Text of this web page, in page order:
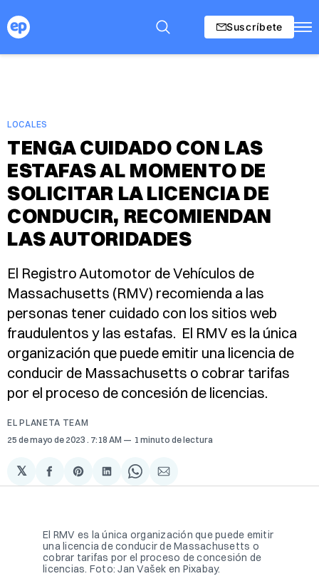
Suscríbete
LOCALES
TENGA CUIDADO CON LAS
ESTAFAS AL MOMENTO DE
SOLICITAR LA LICENCIA DE
CONDUCIR, RECOMIENDAN
LAS AUTORIDADES
El Registro Automotor de Vehículos de
Massachusetts (RMV) recomienda a las
personas tener cuidado con los sitios web
fraudulentos y las estafas. El RMV es la única
organización que puede emitir una licencia de
conducir de Massachusetts o cobrar tarifas
por el proceso de concesión de licencias.
EL PLANETA TEAM
25 de mayo de 2023 . 7:18 AM 1 minuto de lectura
𝕏
Compartir
en
Share
on
Compartir
en
Share
on
Compartir
via
El RMV es la única organización que puede emitir
una licencia de conducir de Massachusetts o
cobrar tarifas por el proceso de concesión de
licencias. Foto: Jan Vašek en Pixabay.